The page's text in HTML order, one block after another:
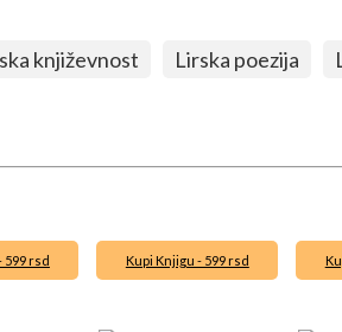
književnost Lirska poezija
599 rsd Kupi Knjigu - 599 rsd